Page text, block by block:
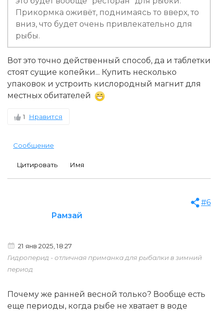
Прикормка оживёт, поднимаясь то вверх, то
вниз, что будет очень привлекательно для
рыбы.
Вот это точно действенный способ, да и таблетки
стоят сущие копейки... Купить несколько
упаковок и устроить кислородный магнит для
местных обитателей
1 Нравится
Сообщение
Цитировать Имя
Рамзай
#6
21 янв 2025, 18:27
Гидроперид - отличная приманка для рыбалки в зимний
период
Почему же ранней весной только? Вообще есть
еще периоды, когда рыбе не хватает в воде